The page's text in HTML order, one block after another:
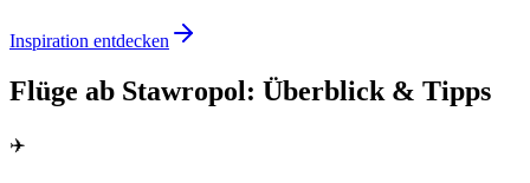
Inspiration entdecken
Flüge ab Stawropol: Überblick & Tipps
✈️